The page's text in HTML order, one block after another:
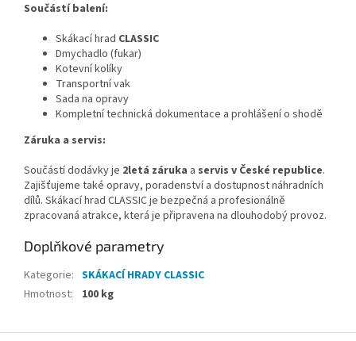
Součástí balení:
Skákací hrad CLASSIC
Dmychadlo (fukar)
Kotevní kolíky
Transportní vak
Sada na opravy
Kompletní technická dokumentace a prohlášení o shodě
Záruka a servis:
Součástí dodávky je 2letá záruka a servis v České republice.
Zajišťujeme také opravy, poradenství a dostupnost náhradních
dílů. Skákací hrad CLASSIC je bezpečná a profesionálně
zpracovaná atrakce, která je připravena na dlouhodobý provoz.
Doplňkové parametry
Kategorie: SKÁKACÍ HRADY CLASSIC
Hmotnost: 100 kg